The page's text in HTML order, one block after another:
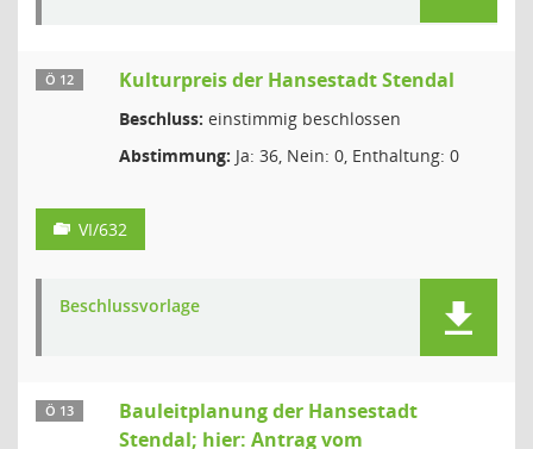
Ö 12 Kulturpreis der Hansestadt Stendal
Beschluss: einstimmig beschlossen
Abstimmung: Ja: 36, Nein: 0, Enthaltung: 0
VI/632
Beschlussvorlage
Ö 13
Bauleitplanung der Hansestadt
Stendal; hier: Antrag vom